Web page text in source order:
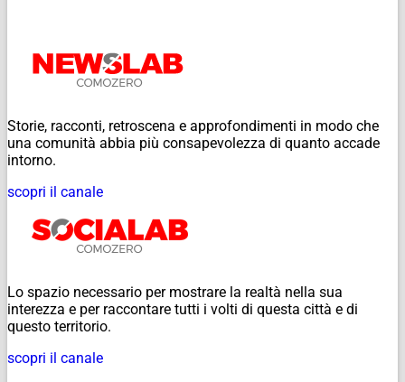
Storie, racconti, retroscena e approfondimenti in modo che
una comunità abbia più consapevolezza di quanto accade
intorno.
scopri il canale
Lo spazio necessario per mostrare la realtà nella sua
interezza e per raccontare tutti i volti di questa città e di
questo territorio.
scopri il canale